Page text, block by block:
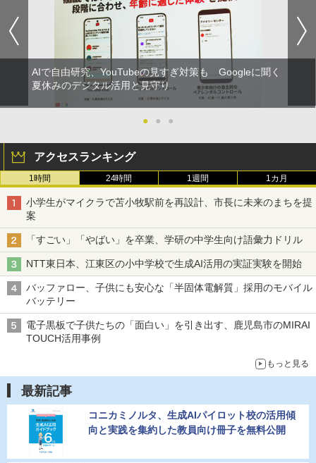
AIで自由研究、YouTubeの見すぎ対策も Googleに聞く
夏休みのデジタル活用と見守り
● ● ●
アクセスランキング
1時間 24時間 1週間 1カ月
小学生がマイクラで苫小牧駅前を再設計、市長に未来のまちを提
案
「すごい」「やばい」を卒業、学研の中学生向け語彙力ドリル
NTT東日本、江東区の小中学校で生成AI活用の実証実験を開始
バッファロー、子供にも安心な「半固体電解質」採用のモバイル
バッテリー
電子黒板で子供たちの「面白い」を引き出す、鹿児島市のMIRAI
TOUCH活用事例
もっと見る
最新記事
コニカミノルタ、生成AIパイロット校の活用傾
向と実践を集約した教員向け冊子を無料公開